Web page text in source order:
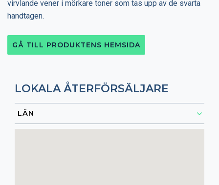
virvlande vener i mörkare toner som tas upp av de svarta
handtagen.
GÅ TILL PRODUKTENS HEMSIDA
LOKALA ÅTERFÖRSÄLJARE